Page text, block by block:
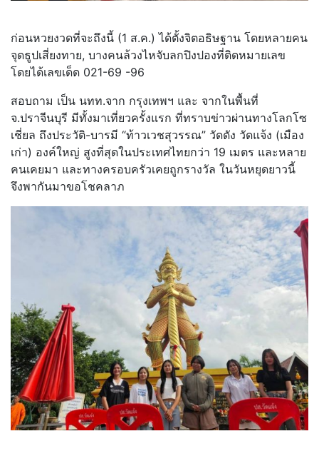
ก่อนหวยงวดที่จะถึงนี้ (1 ส.ค.) ได้ตั้งจิตอธิษฐาน โดยหลายคน
จุดธูปเสี่ยงทาย, บางคนล้วงไหจับลกปิงปองที่ติดหมายเลข
โดยได้เลขเด็ด 021-69 -96
สอบถาม เป็น นทท.จาก กรุงเทพฯ และ จากในพื้นที่
จ.ปราจีนบุรี มีทั้งมาเที่ยวครั้งแรก ที่ทราบข่าวผ่านทางโลกโซ
เชี่ยล ถึงประวัติ-บารมี “ท้าวเวชสุวรรณ” วัดดัง วัดแจ้ง (เมือง
เก่า) องค์ใหญ่ สูงที่สุดในประเทศไทยกว่า 19 เมตร และหลาย
คนเคยมา และทางครอบครัวเคยถูกรางวัล ในวันหยุดยาวนี้
จึงพากันมาขอโชคลาภ